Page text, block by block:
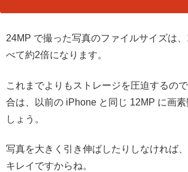
24MP で撮った写真のファイルサイズは
べて約2倍になります。
これまでよりもストレージを圧迫するの
合は、以前の iPhone と同じ 12MP に画素
しょう。
写真を大きく引き伸ばしたりしなければ
キレイですからね。